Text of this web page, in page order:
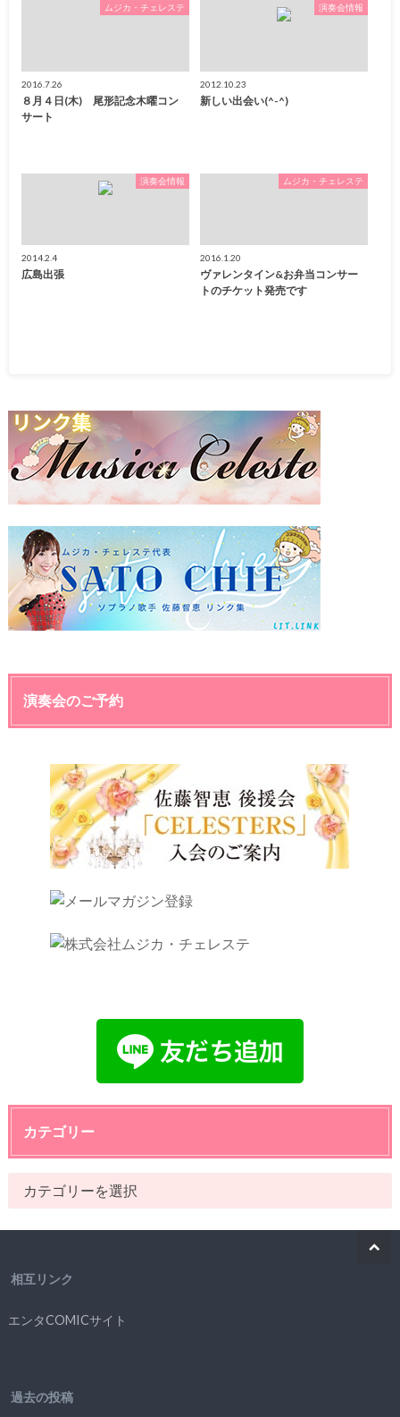
ムジカ・チェレステ
2016.7.26
８月４日(木) 尾形記念木曜コン
サート
演奏会情報
2012.10.23
新しい出会い(^-^)
演奏会情報
2014.2.4
広島出張
ムジカ・チェレステ
2016.1.20
ヴァレンタイン&お弁当コンサー
トのチケット発売です
演奏会のご予約
カテゴリー
相互リンク
エンタCOMICサイト
過去の投稿